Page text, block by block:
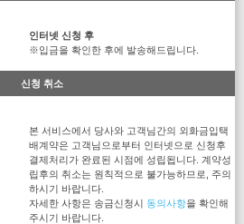
인터넷 신청 후
※입금을 확인한 후에 발송해드립니다.
신청 취소
본 서비스에서 당사와 고객님간의 외화금입택
배계약은 고객님으로부터 인터넷으로 신청후
결제처리가 완료된 시점에 성립됩니다. 계약성
립후의 취소는 원칙적으로 불가능하므로, 주의
하시기 바랍니다.
자세한 사항은 송금신청시 동의사항을 확인해
주시기 바랍니다.